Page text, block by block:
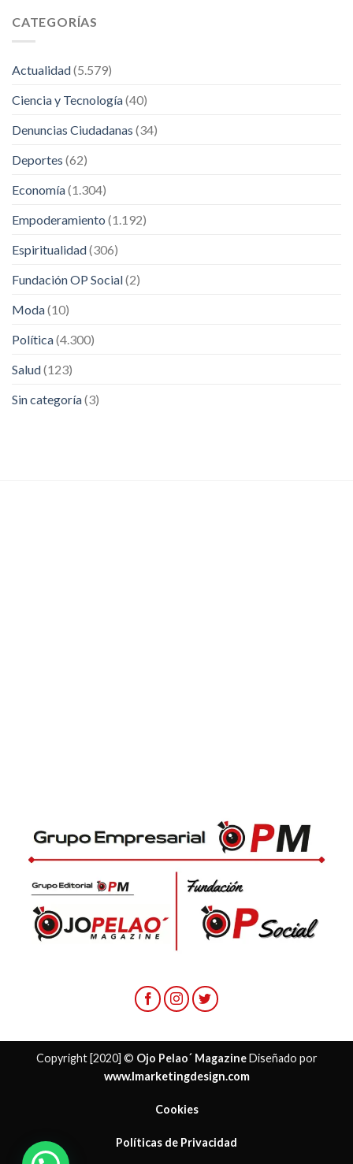
CATEGORÍAS
Actualidad(5.579)
Ciencia y Tecnología(40)
Denuncias Ciudadanas (34)
Deportes (62)
Economía(1.304)
Empoderamiento (1.192)
Espiritualidad(306)
Fundación OP Social(2)
Moda(10)
Política(4.300)
Salud(123)
Sin categoría(3)
Copyright [2020] © Ojo Pelao´ MagazineDiseñado por
www.lmarketingdesign.com
Cookies
Políticas de Privacidad